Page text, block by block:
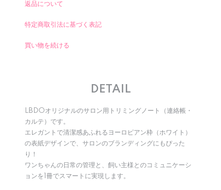
返品について
特定商取引法に基づく表記
買い物を続ける
DETAIL
LBDOオリジナルのサロン用トリミングノート（連絡帳・
カルテ）です。
エレガントで清潔感あふれるヨーロピアン枠（ホワイト）
の表紙デザインで、サロンのブランディングにもぴった
り！
ワンちゃんの日常の管理と、飼い主様とのコミュニケーシ
ョンを1冊でスマートに実現します。